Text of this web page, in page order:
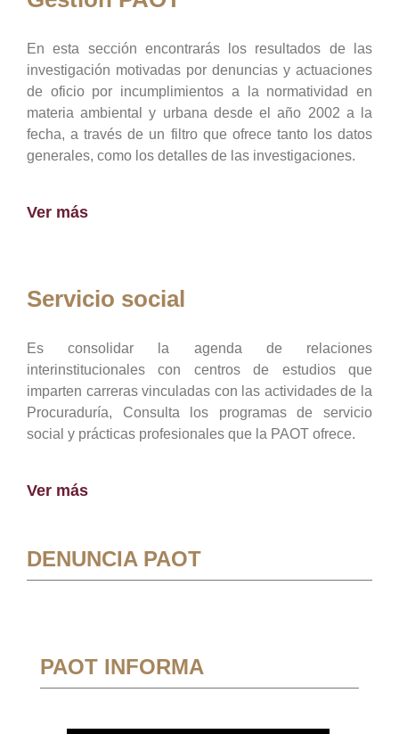
En esta sección encontrarás los resultados de las
investigación motivadas por denuncias y actuaciones
de oficio por incumplimientos a la normatividad en
materia ambiental y urbana desde el año 2002 a la
fecha, a través de un filtro que ofrece tanto los datos
generales, como los detalles de las investigaciones.
Ver más
Servicio social
Es consolidar la agenda de relaciones
interinstitucionales con centros de estudios que
imparten carreras vinculadas con las actividades de la
Procuraduría, Consulta los programas de servicio
social y prácticas profesionales que la PAOT ofrece.
Ver más
DENUNCIA PAOT
PAOT INFORMA